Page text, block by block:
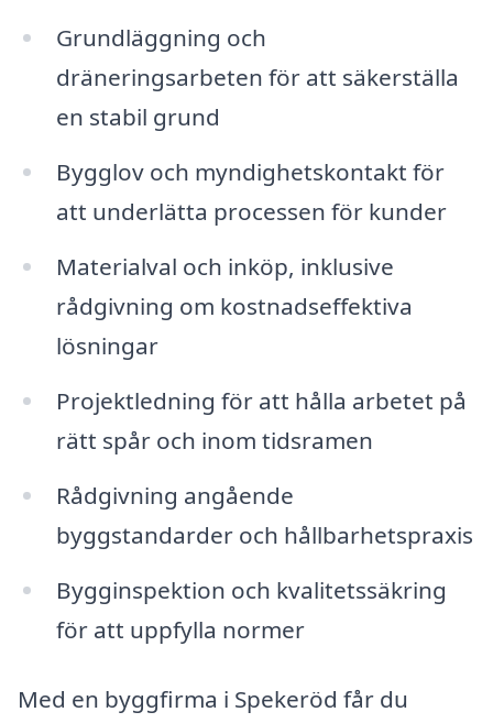
Grundläggning och
dräneringsarbeten för att säkerställa
en stabil grund
Bygglov och myndighetskontakt för
att underlätta processen för kunder
Materialval och inköp, inklusive
rådgivning om kostnadseffektiva
lösningar
Projektledning för att hålla arbetet på
rätt spår och inom tidsramen
Rådgivning angående
byggstandarder och hållbarhetspraxis
Bygginspektion och kvalitetssäkring
för att uppfylla normer
Med en byggfirma i Spekeröd får du